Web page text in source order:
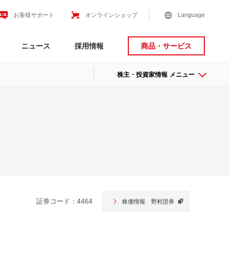
お客様サポート オンラインショップ Language
ニュース 採用情報 商品・サービス
株主・投資家情報 メニュー
証券コード：4464 株価情報 野村證券